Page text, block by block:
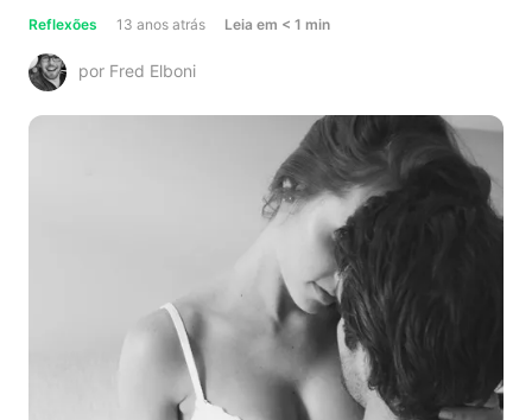
Reflexões 13 anos atrás Leia about
nossa
história
em < 1 min
por Fred Elboni